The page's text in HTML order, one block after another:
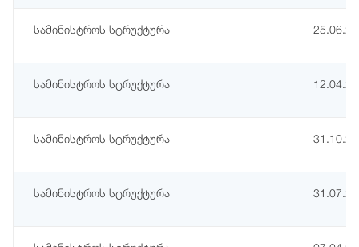
სამინისტროს სტრუქტურა
სამინისტროს სტრუქტურა
სამინისტროს სტრუქტურა
სამინისტროს სტრუქტურა